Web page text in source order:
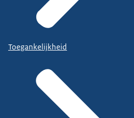
Toegankelijkheid